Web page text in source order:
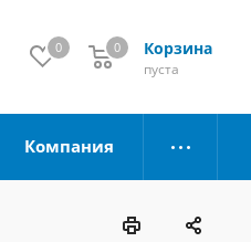
0 Корзина
пуста
0
Компания